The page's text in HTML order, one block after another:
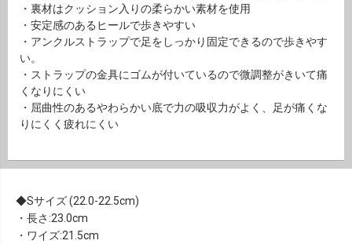
・裏材はクッション入りの柔らかい素材を使用
・安定感のあるヒールで歩きやすい
・アンクルストラップで足をしっかり固定できるので歩きやす
い。
・ストラップの金具にゴムが付いているので微調整がきいて痛
くなりにくい
・屈曲性のあるやわらかい底で力の吸収力がよく、足が痛くな
りにくく疲れにくい
Sサイズ (22.0-22.5cm)
・長さ:23.0cm
・ワイズ:21.5cm